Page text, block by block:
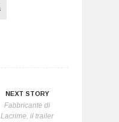
NEXT STORY
Fabbricante di
Lacrime, il trailer